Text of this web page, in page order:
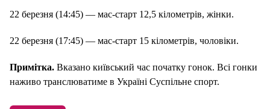
22 березня (14:45) — мас-старт 12,5 кілометрів, жінки.
22 березня (17:45) — мас-старт 15 кілометрів, чоловіки.
Примітка. Вказано київський час початку гонок. Всі гонки
наживо транслюватиме в Україні Суспільне спорт.